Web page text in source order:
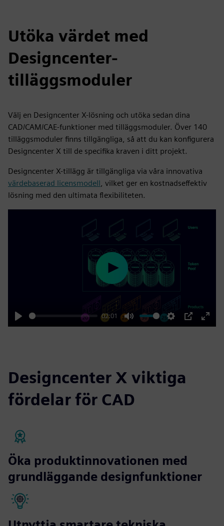
Utöka värdet med
Designcenter-
tilläggsmoduler
Välj en Designcenter X-lösning och utöka sedan dina
CAD/CAM/CAE-funktioner med tilläggsmoduler. Över 140
tilläggsmoduler finns tillgängliga, så att du kan konfigurera
Designcenter X till de specifika kraven i ditt projekt.
Designcenter X-tillägg är tillgängliga via våra innovativa
värdebaserad licensmodell , vilket ger en kostnadseffektiv
lösning med den ultimata flexibiliteten.
Play
02:01
Mute Settings
PIP
Enter
Play
Designcenter X viktiga
fördelar för CAD
Öka produktinnovationen med
grundläggande designfunktioner